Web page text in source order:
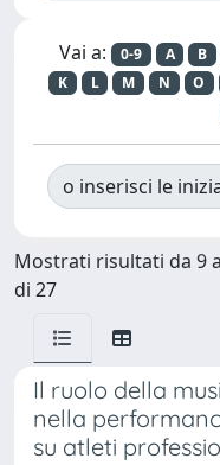
Vai a: 0-9 A B
K
L M N O
o inserisci le
Mostrati risultati da 9
di 27
Il ruolo della
nella
su atleti